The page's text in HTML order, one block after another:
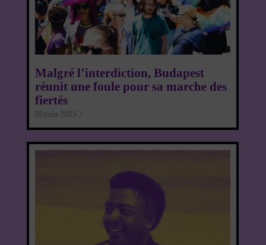
Malgré l’interdiction, Budapest
réunit une foule pour sa marche des
fiertés
30 juin 2025 /